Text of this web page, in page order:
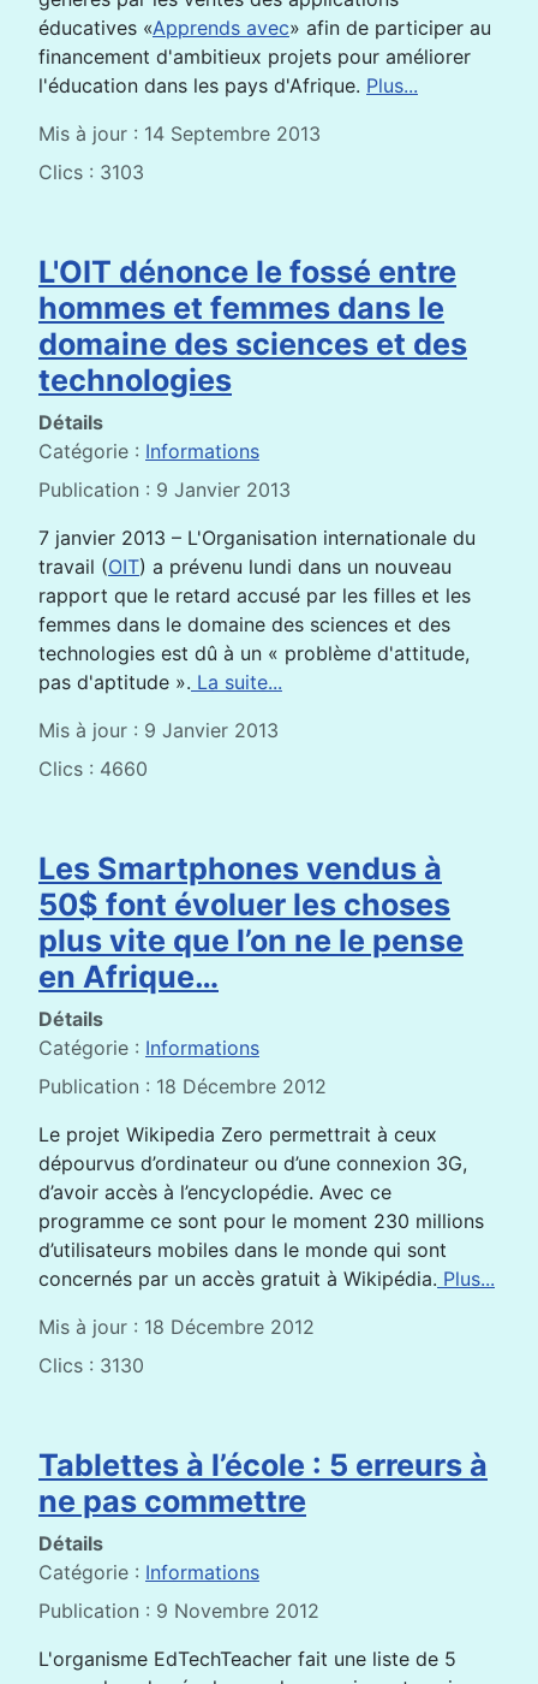
éducatives «Apprends avec» afin de participer au
financement d'ambitieux projets pour améliorer
l'éducation dans les pays d'Afrique. Plus...
Mis à jour : 14 Septembre 2013
Clics : 3103
L'OIT dénonce le fossé entre
hommes et femmes dans le
domaine des sciences et des
technologies
Détails
Catégorie : Informations
Publication : 9 Janvier 2013
7 janvier 2013 – L'Organisation internationale du
travail (OIT) a prévenu lundi dans un nouveau
rapport que le retard accusé par les filles et les
femmes dans le domaine des sciences et des
technologies est dû à un « problème d'attitude,
pas d'aptitude ». La suite...
Mis à jour : 9 Janvier 2013
Clics : 4660
Les Smartphones vendus à
50$ font évoluer les choses
plus vite que l’on ne le pense
en Afrique…
Détails
Catégorie : Informations
Publication : 18 Décembre 2012
Le projet Wikipedia Zero permettrait à ceux
dépourvus d’ordinateur ou d’une connexion 3G,
d’avoir accès à l’encyclopédie. Avec ce
programme ce sont pour le moment 230 millions
d’utilisateurs mobiles dans le monde qui sont
concernés par un accès gratuit à Wikipédia. Plus...
Mis à jour : 18 Décembre 2012
Clics : 3130
Tablettes à l’école : 5 erreurs à
ne pas commettre
Détails
Catégorie : Informations
Publication : 9 Novembre 2012
L'organisme EdTechTeacher fait une liste de 5